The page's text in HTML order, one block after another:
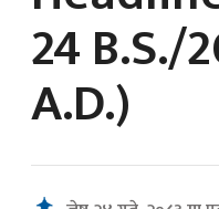
समाचार
समाचार
24 B.S./
A.D.)